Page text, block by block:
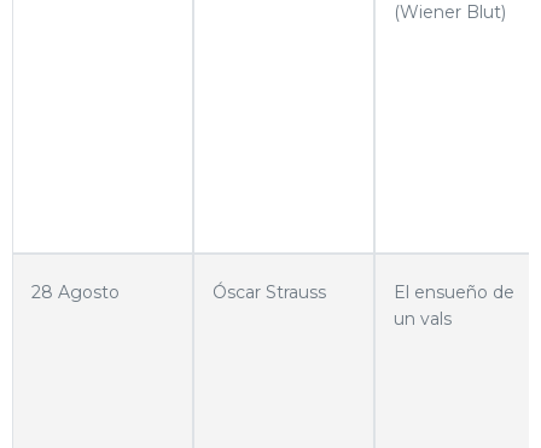
(Wiener Blut)
28 Agosto Óscar Strauss
El ensueño de
un vals